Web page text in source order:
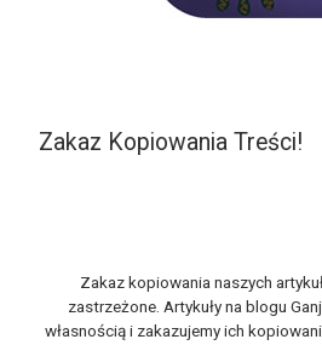
Zakaz Kopiowania Treści!
Zakaz kopiowania naszych
zastrzeżone. Artykuły na blogu
własnością i zakazujemy ich